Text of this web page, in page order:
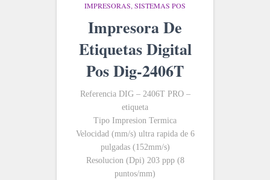
IMPRESORAS SISTEMAS POS
Impresora De
Etiquetas Digital
Pos Dig-2406T
Referencia DIG – 2406T PRO –
etiqueta
Tipo Impresion Termica
Velocidad (mm/s) ultra rapida de 6
pulgadas (152mm/s)
Resolucion (Dpi) 203 ppp (8
puntos/mm)